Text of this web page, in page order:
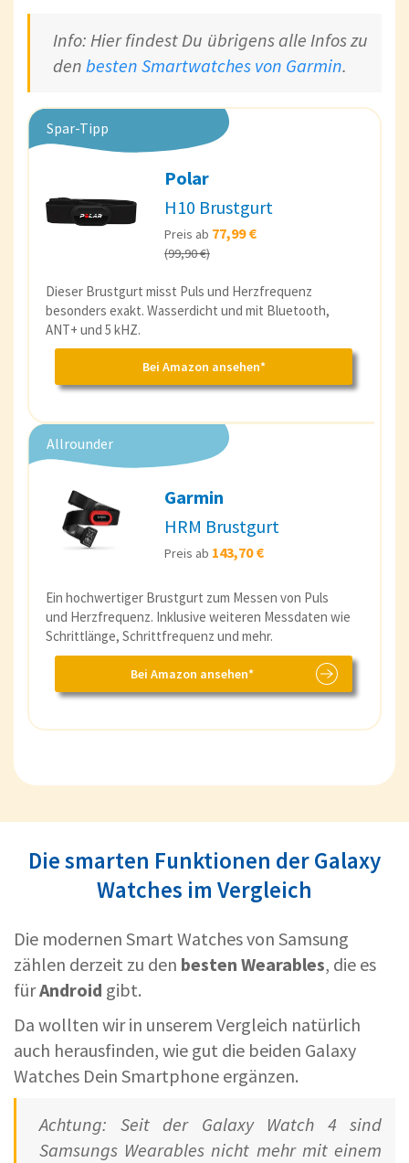
Info: Hier findest Du übrigens alle Infos zu
den besten Smartwatches von Garmin.
Spar-Tipp
Polar
H10 Brustgurt
Preis ab 77,99 €
(99,90 €)
Dieser Brustgurt misst Puls und Herzfrequenz
besonders exakt. Wasserdicht und mit Bluetooth,
ANT+ und 5 kHZ.
Bei Amazon ansehen*
Allrounder
Garmin
HRM Brustgurt
Preis ab 143,70 €
Ein hochwertiger Brustgurt zum Messen von Puls
und Herzfrequenz. Inklusive weiteren Messdaten wie
Schrittlänge, Schrittfrequenz und mehr.
Bei Amazon ansehen*
Die smarten Funktionen der Galaxy
Watches im Vergleich
Die modernen Smart Watches von Samsung
zählen derzeit zu den besten Wearables, die es
fürAndroid gibt.
Da wollten wir in unserem Vergleich natürlich
auch herausfinden, wie gut die beiden Galaxy
Watches Dein Smartphone ergänzen.
Achtung: Seit der Galaxy Watch 4 sind
Samsungs Wearables nicht mehr mit einem